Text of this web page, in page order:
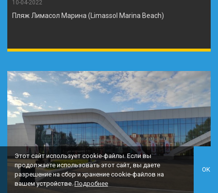
10-04-2022
Пляж Лимасол Марина (Limassol Marina Beach)
Этот сайт использует cookie-файлы. Если вы
продолжаете использовать этот сайт, вы даете
разрешение на сбор и хранение cookie-файлов на
вашем устройстве.Подробнее
OK